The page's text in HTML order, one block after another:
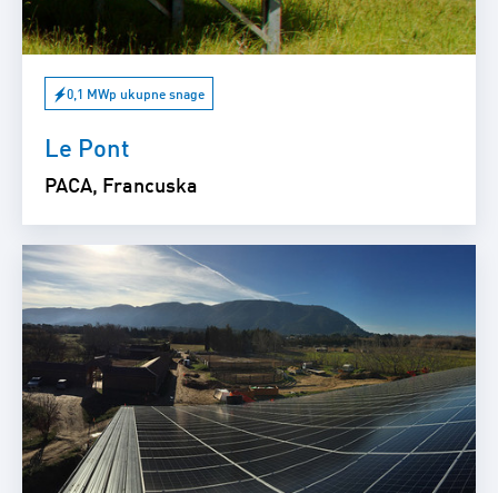
0,1 MWp ukupne snage
Le Pont
PACA, Francuska